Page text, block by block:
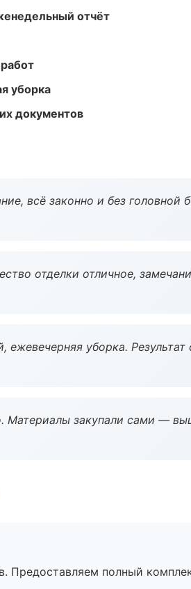
отчёт
уборка
документов
всё законно и без головной
отделки отличное,
ежевечерняя уборка. Результат
Материалы закупали сами —
Предоставляем полный